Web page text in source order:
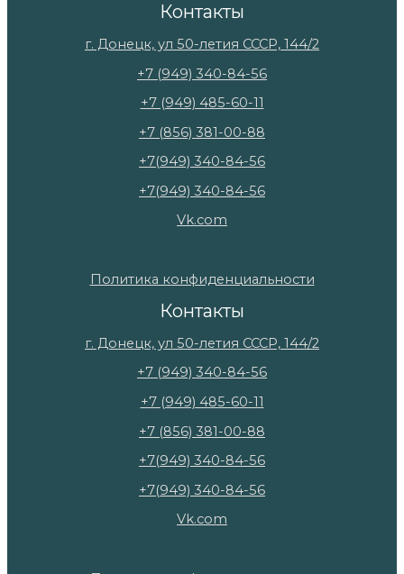
Контакты
г. Донецк, ул 50-летия СССР, 144/2
+7 (949) 340-84-56
+7 (949) 485-60-11
+7 (856) 381-00-88
+7(949) 340-84-56
+7(949) 340-84-56
Vk.com
Политика конфиденциальности
Контакты
г. Донецк, ул 50-летия СССР, 144/2
+7 (949) 340-84-56
+7 (949) 485-60-11
+7 (856) 381-00-88
+7(949) 340-84-56
+7(949) 340-84-56
Vk.com